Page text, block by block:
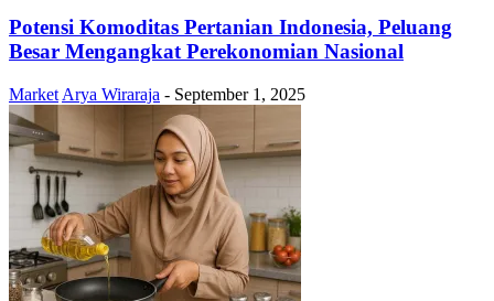
Potensi Komoditas Pertanian Indonesia, Peluang
Besar Mengangkat Perekonomian Nasional
Market Arya Wiraraja - September 1, 2025